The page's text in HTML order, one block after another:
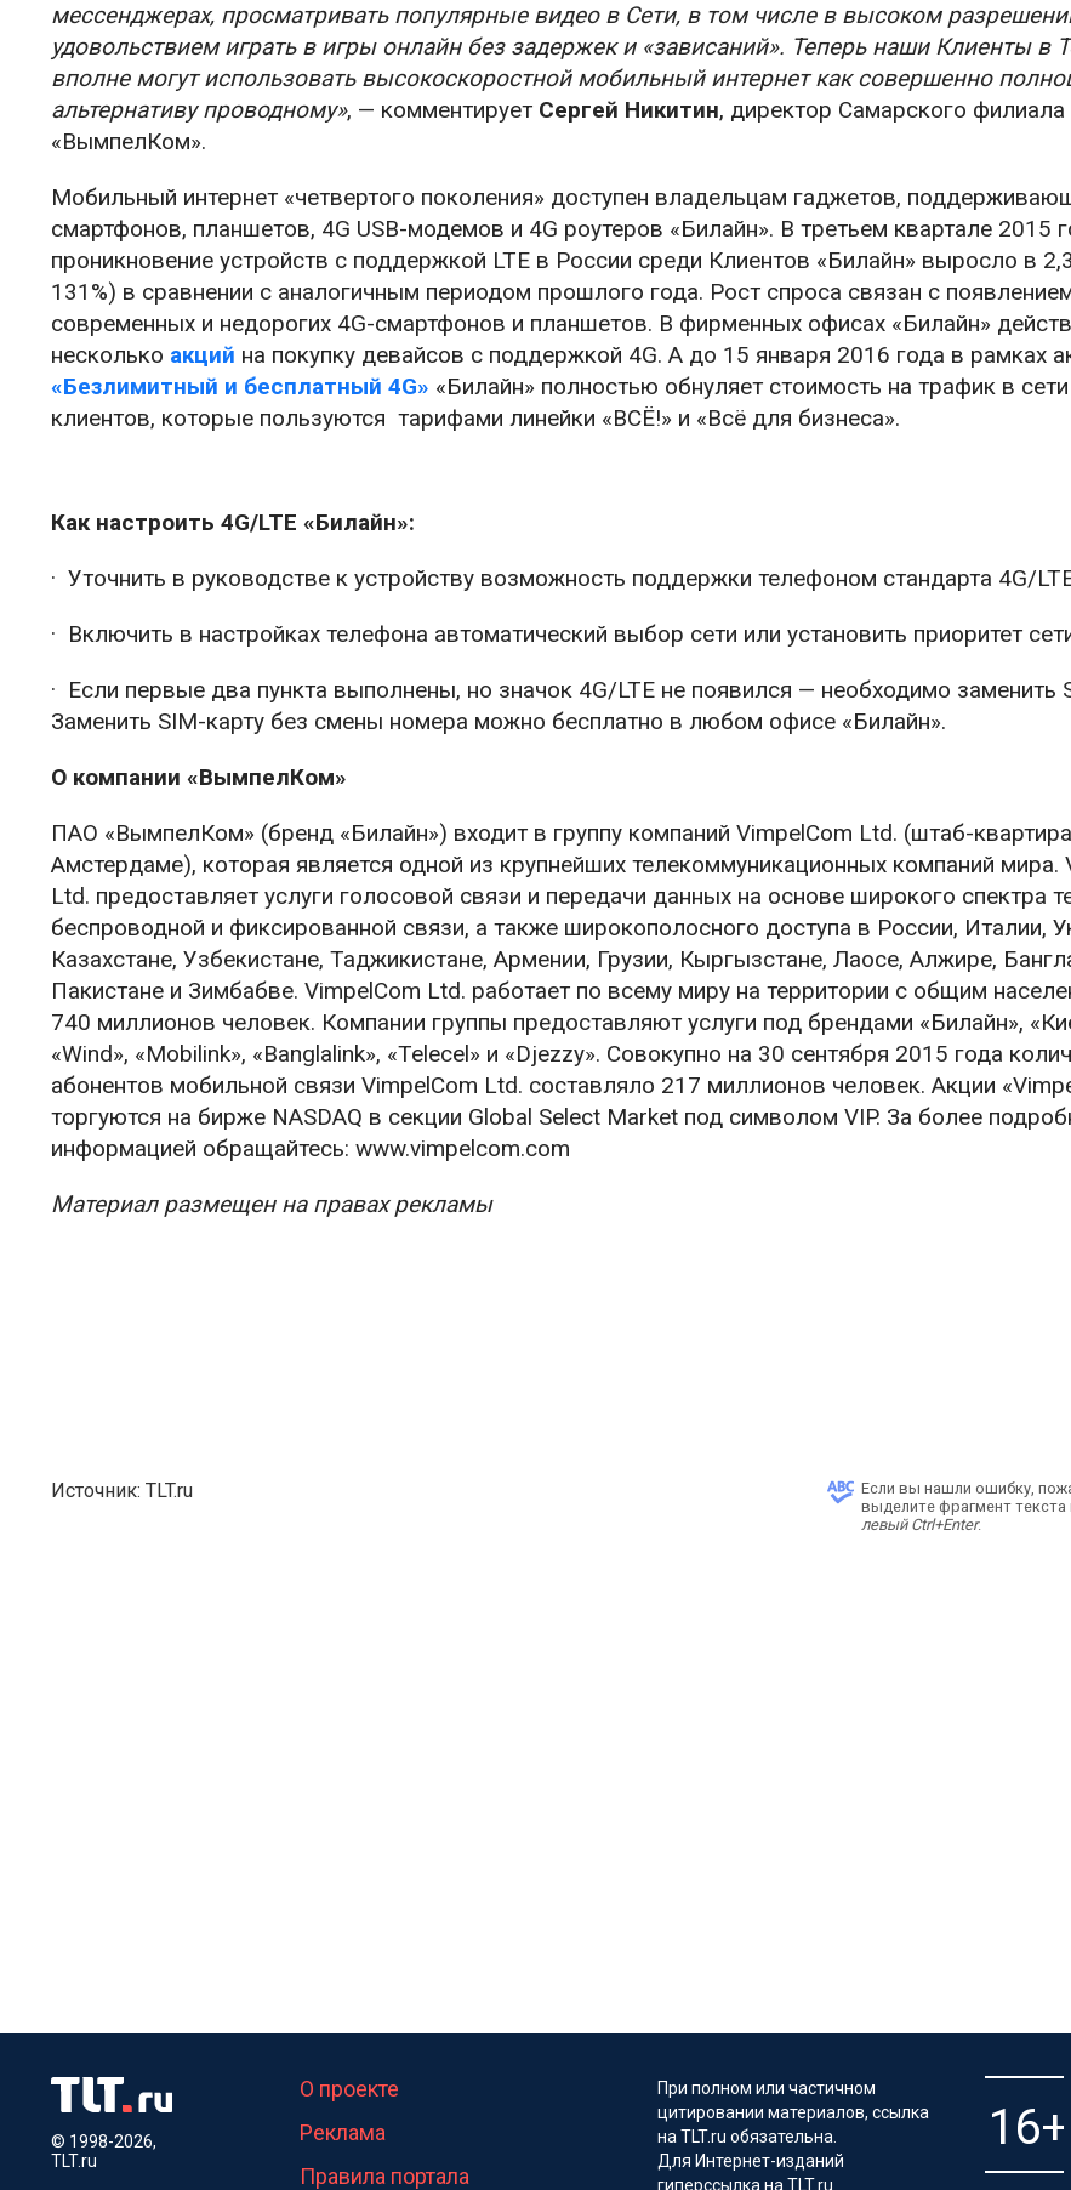
мессенджерах, просматривать популярные видео в Сети, в том числе в высоком
удовольствием играть в игры онлайн без задержек и «зависаний». Теперь наши Клиенты в
вполне могут использовать высокоскоростной мобильный интернет как совершенно
альтернативу проводному», — комментирует Сергей Никитин, директор Самарского
«ВымпелКом».
Мобильный интернет «четвертого поколения» доступен владельцам гаджетов,
смартфонов, планшетов, 4G USB-модемов и 4G роутеров «Билайн». В третьем квартале 2015
проникновение устройств с поддержкой LTE в России среди Клиентов «Билайн» выросло в
131%) в сравнении с аналогичным периодом прошлого года. Рост спроса связан с
современных и недорогих 4G-смартфонов и планшетов. В фирменных офисах «Билайн»
несколько акций на покупку девайсов с поддержкой 4G. А до 15 января 2016 года в рамках
«Безлимитный и бесплатный 4G» «Билайн» полностью обнуляет стоимость на трафик в
клиентов, которые пользуются тарифами линейки «ВСЁ!» и «Всё для бизнеса».
Как настроить 4G/LTE «Билайн»:
· Уточнить в руководстве к устройству возможность поддержки телефоном стандарта 4G/
· Включить в настройках телефона автоматический выбор сети или установить приоритет
· Если первые два пункта выполнены, но значок 4G/LTE не появился — необходимо заменить
Заменить SIM-карту без смены номера можно бесплатно в любом офисе «Билайн».
О компании «ВымпелКом»
ПАО «ВымпелКом» (бренд «Билайн») входит в группу компаний VimpelCom Ltd. (штаб-
Амстердаме), которая является одной из крупнейших телекоммуникационных компаний мира.
Ltd. предоставляет услуги голосовой связи и передачи данных на основе широкого спектра
беспроводной и фиксированной связи, а также широкополосного доступа в России, Италии,
Казахстане, Узбекистане, Таджикистане, Армении, Грузии, Кыргызстане, Лаосе, Алжире,
Пакистане и Зимбабве. VimpelCom Ltd. работает по всему миру на территории с общим
740 миллионов человек. Компании группы предоставляют услуги под брендами «Билайн»,
«Wind», «Mobilink», «Banglalink», «Telecel» и «Djezzy». Совокупно на 30 сентября 2015 года
абонентов мобильной связи VimpelCom Ltd. составляло 217 миллионов человек. Акции
торгуются на бирже NASDAQ в секции Global Select Market под символом VIP. За более
информацией обращайтесь: www.vimpelcom.com
Материал размещен на правах рекламы
Источник: TLT.ru
Если вы нашли ошибку,
выделите фрагмент текста
левый Ctrl+Enter.
© 1998-2026,
TLT.ru
О проекте
Реклама
Правила портала
При полном или частичном
цитировании материалов, ссылка
на TLT.ru обязательна.
Для Интернет-изданий
гиперссылка на TLT.ru